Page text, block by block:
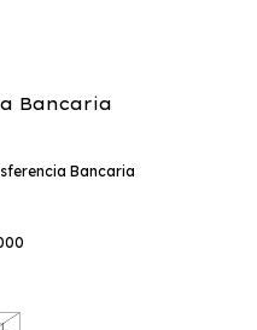
Bancaria
Bancaria